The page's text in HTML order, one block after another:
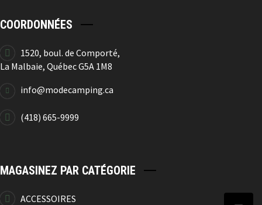
COORDONNÉES
1520, boul. de Comporté,
La Malbaie, Québec G5A 1M8
info@modecamping.ca
(418) 665-9999
MAGASINEZ PAR CATÉGORIE
ACCESSOIRES